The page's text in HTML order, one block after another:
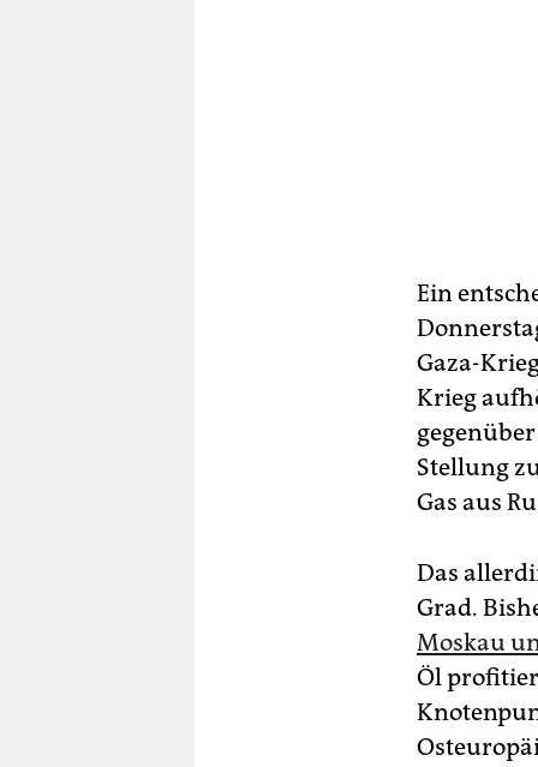
Ein
Gaza-
Krieg
Stellung
Gas aus
Das
Grad.
Moskau
Öl